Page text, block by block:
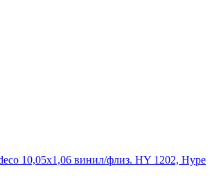
10,05х1,06 винил/флиз. HY 1202, Hype